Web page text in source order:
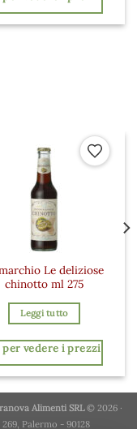
Le deliziose
chinotto ml 275
Leggi tutto
per vedere i prezzi
Alimenti SRL© 2026 ·
Palermo - 90128